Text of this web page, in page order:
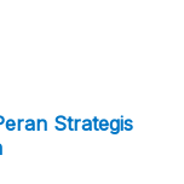
Strategis